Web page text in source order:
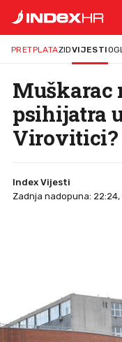
PRETPLATAZIDVIJESTI
Muškarac
psihijatra
Virovitici?
Index Vijesti
Zadnja nadopuna: